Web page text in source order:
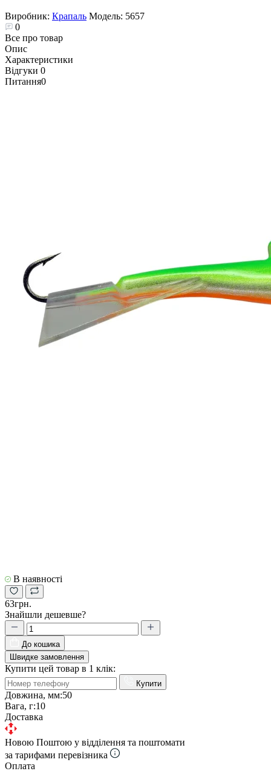
Виробник: Крапаль Модель: 5657
0
Все про товар
Опис
Характеристики
Відгуки 0
Питання0
В наявності
63грн.
Знайшли дешевше?
До кошика
Швидке замовлення
Купити цей товар в 1 клік:
Купити
Довжина, мм:50
Вага, г:10
Доставка
Новою Поштою у відділення та поштомати
за тарифами перевізника
Оплата